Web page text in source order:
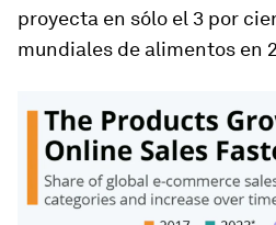
proyecta en sólo el 3 por
mundiales de alimentos en